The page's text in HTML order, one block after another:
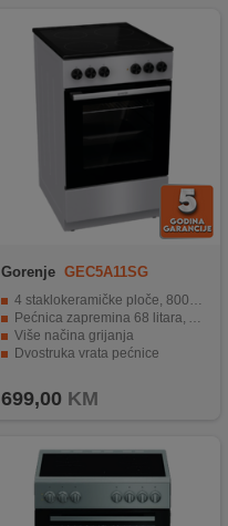
Gorenje GEC5A11SG
4 staklokeramičke ploče, 8000W
Pećnica zapremina 68 litara, AquaClean
Više načina grijanja
Dvostruka vrata pećnice
699,00 KM